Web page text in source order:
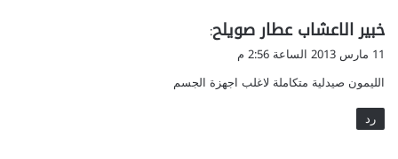
ي
ق
ل
خبير الاعشاب عطار صويلح:
11 مارس 2013 الساعة 2:56 م
الليمون صيدلية متكاملة لاغلب اجهزة الجسم
رد